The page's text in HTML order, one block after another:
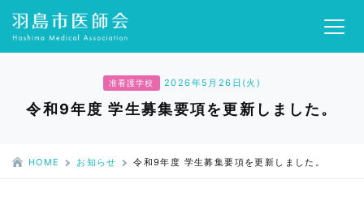
准看護学校 2026年5月26日(火)
令和9年度 学生募集要項を更新しました。
HOME お知らせ 令和9年度 学生募集要項を更新しました。